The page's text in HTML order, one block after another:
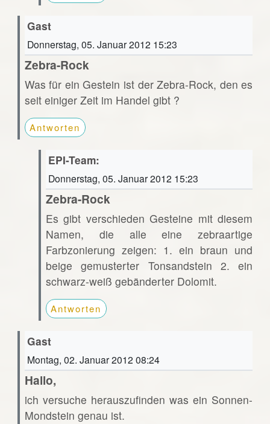
Gast
Donnerstag, 05. Januar 2012 15:23
Zebra-Rock
Was für ein Gestein ist der Zebra-Rock, den es
seit einiger Zeit im Handel gibt ?
Antworten
EPI-Team:
Donnerstag, 05. Januar 2012 15:23
Zebra-Rock
Es gibt verschieden Gesteine mit diesem
Namen, die alle eine zebraartige
Farbzonierung zeigen: 1. ein braun und
beige gemusterter Tonsandstein 2. ein
schwarz-weiß gebänderter Dolomit.
Antworten
Gast
Montag, 02. Januar 2012 08:24
Hallo,
ich versuche herauszufinden was ein Sonnen-
Mondstein genau ist.